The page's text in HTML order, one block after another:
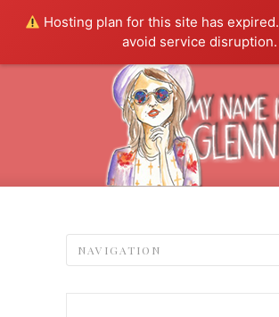
Hosting plan for this site has expired.
avoid service disruption.